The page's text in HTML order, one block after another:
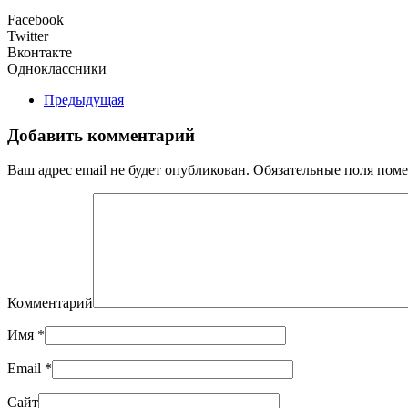
Facebook
Twitter
Вконтакте
Одноклассники
Предыдущая
Добавить комментарий
Ваш адрес email не будет опубликован. Обязательные поля
Комментарий
Имя *
Email *
Сайт